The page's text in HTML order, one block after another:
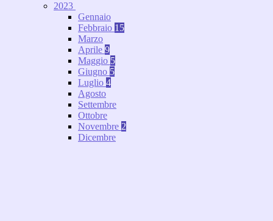
2023
Gennaio
Febbraio 15
Marzo
Aprile 9
Maggio 5
Giugno 5
Luglio 4
Agosto
Settembre
Ottobre
Novembre 2
Dicembre